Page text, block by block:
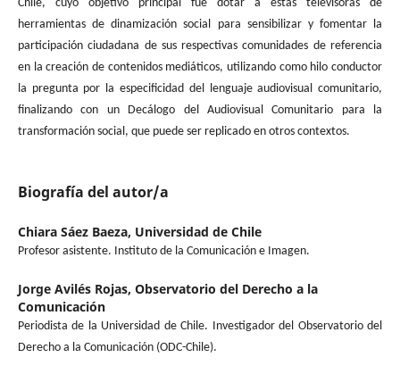
Chile, cuyo objetivo principal fue dotar a estas televisoras de
herramientas de dinamización social para sensibilizar y fomentar la
participación ciudadana de sus respectivas comunidades de referencia
en la creación de contenidos mediáticos, utilizando como hilo conductor
la pregunta por la especificidad del lenguaje audiovisual comunitario,
finalizando con un Decálogo del Audiovisual Comunitario para la
transformación social, que puede ser replicado en otros contextos.
Biografía del autor/a
Chiara Sáez Baeza, Universidad de Chile
Profesor asistente. Instituto de la Comunicación e Imagen.
Jorge Avilés Rojas, Observatorio del Derecho a la
Comunicación
Periodista de la Universidad de Chile. Investigador del Observatorio del
Derecho a la Comunicación (ODC-Chile).